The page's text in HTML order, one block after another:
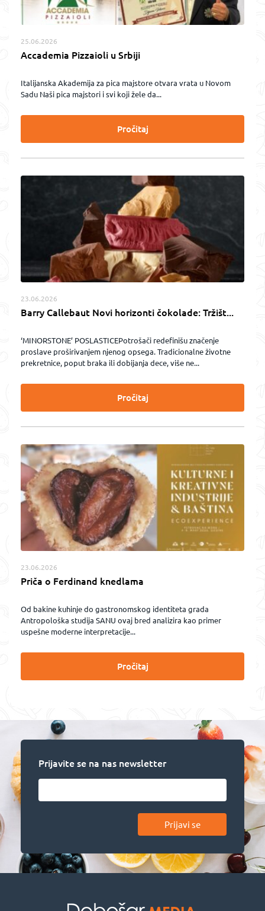
25.06.2026
Accademia Pizzaioli u Srbiji
Italijanska Akademija za pica majstore otvara vrata u Novom
Sadu Naši pica majstori i svi koji žele da...
Pročitaj
23.06.2026
Barry Callebaut Novi horizonti čokolade: Tržišt...
‘MINORSTONE’ POSLASTICEPotrošači redefinišu značenje
proslave proširivanjem njenog opsega. Tradicionalne životne
prekretnice, poput braka ili dobijanja dece, više ne...
Pročitaj
23.06.2026
Priča o Ferdinand knedlama
Od bakine kuhinje do gastronomskog identiteta grada
Antropološka studija SANU ovaj bred analizira kao primer
uspešne moderne interpretacije...
Pročitaj
Prijavite se na nas newsletter
Prijavi se